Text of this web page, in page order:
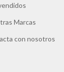
Marcas
con nosotros